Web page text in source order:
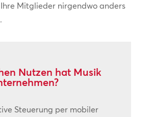
Mitglieder nirgendwo anders
Nutzen hat Musik
Steuerung per mobiler